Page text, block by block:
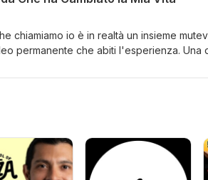
chiamiamo io è in realtà un insieme
permanente che abiti l'esperienza. Una
https://discord.gg/hDVGVd2 Articolo